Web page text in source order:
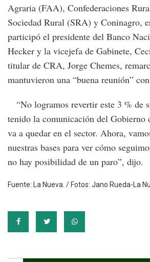
Agraria (FAA), Confederaciones
Sociedad Rural (SRA) y Coninagro,
participó el presidente del Banco
Hecker y la vicejefa de Gabinete,
titular de CRA, Jorge Chemes,
mantuvieron una “buena reunión”
“No logramos revertir este 3 % de
tenido la comunicación del Gobierno
va a quedar en el sector. Ahora,
nuestras bases para ver cómo
no hay posibilidad de un paro”, dijo.
Fuente: La Nueva. / Fotos: Jano Rueda-La